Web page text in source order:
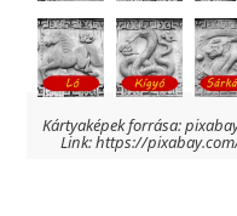
Kártyaképek forrása:
Link: https://